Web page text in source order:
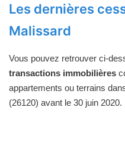
Les dernières
Malissard
Vous pouvez retrouver ci-
transactions immobilières
appartements ou terrains
(26120) avant le 30 juin 2020.